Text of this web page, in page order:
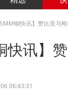
SMM铜快讯】赞比亚与
快讯】
06:43:31